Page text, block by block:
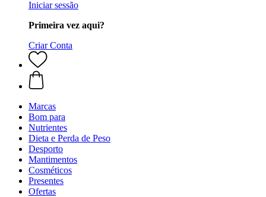
Iniciar sessão
Primeira vez aqui?
Criar Conta
Marcas
Bom para
Nutrientes
Dieta e Perda de Peso
Desporto
Mantimentos
Cosméticos
Presentes
Ofertas